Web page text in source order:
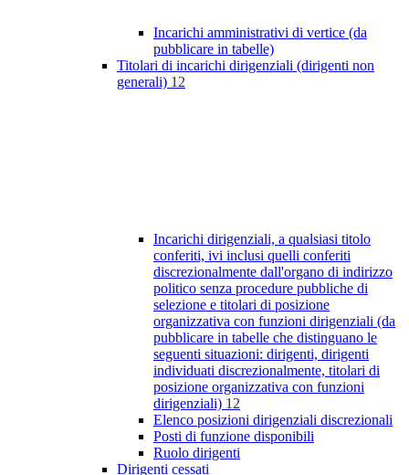
Incarichi amministrativi di vertice (da
pubblicare in tabelle)
Titolari di incarichi dirigenziali (dirigenti non
generali) 12
Incarichi dirigenziali, a qualsiasi titolo
conferiti, ivi inclusi quelli conferiti
discrezionalmente dall'organo di indirizzo
politico senza procedure pubbliche di
selezione e titolari di posizione
organizzativa con funzioni dirigenziali (da
pubblicare in tabelle che distinguano le
seguenti situazioni: dirigenti, dirigenti
individuati discrezionalmente, titolari di
posizione organizzativa con funzioni
dirigenziali) 12
Elenco posizioni dirigenziali discrezionali
Posti di funzione disponibili
Ruolo dirigenti
Dirigenti cessati